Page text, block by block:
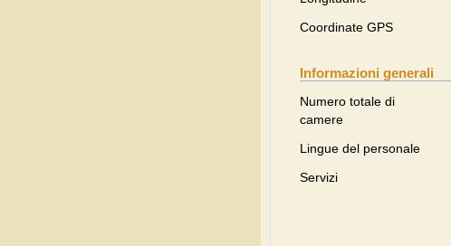
Coordinate GPS
Informazioni generali
Numero totale di
camere
Lingue del personale
Servizi